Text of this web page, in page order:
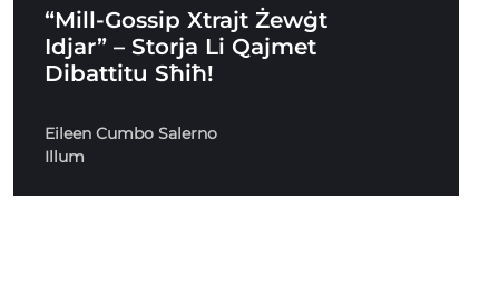
“Mill-Gossip Xtrajt Żewġt
Idjar” – Storja Li Qajmet
Dibattitu Sħiħ!
Eileen Cumbo Salerno
Illum